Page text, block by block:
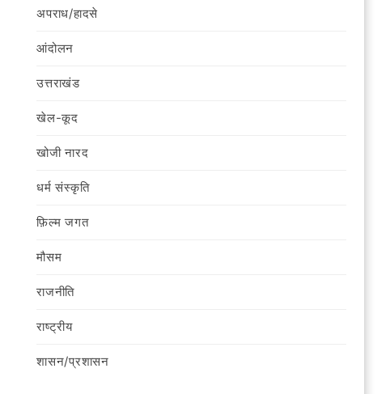
अपराध/हादसे
आंदोलन
उत्तराखंड
खेल-कूद
खोजी नारद
धर्म संस्कृति
फ़िल्‍म जगत
मौसम
राजनीति
राष्ट्रीय
शासन/प्रशासन